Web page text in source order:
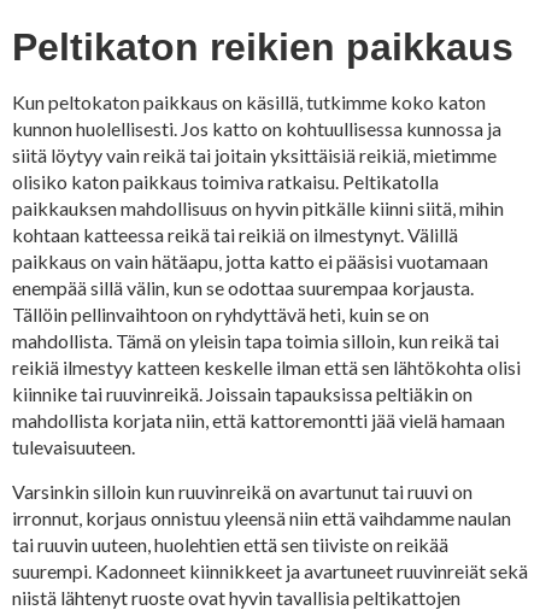
Peltikaton reikien paikkaus
Kun peltokaton paikkaus on käsillä, tutkimme koko katon
kunnon huolellisesti. Jos katto on kohtuullisessa kunnossa ja
siitä löytyy vain reikä tai joitain yksittäisiä reikiä, mietimme
olisiko katon paikkaus toimiva ratkaisu. Peltikatolla
paikkauksen mahdollisuus on hyvin pitkälle kiinni siitä, mihin
kohtaan katteessa reikä tai reikiä on ilmestynyt. Välillä
paikkaus on vain hätäapu, jotta katto ei pääsisi vuotamaan
enempää sillä välin, kun se odottaa suurempaa korjausta.
Tällöin pellinvaihtoon on ryhdyttävä heti, kuin se on
mahdollista. Tämä on yleisin tapa toimia silloin, kun reikä tai
reikiä ilmestyy katteen keskelle ilman että sen lähtökohta olisi
kiinnike tai ruuvinreikä. Joissain tapauksissa peltiäkin on
mahdollista korjata niin, että kattoremontti jää vielä hamaan
tulevaisuuteen.
Varsinkin silloin kun ruuvinreikä on avartunut tai ruuvi on
irronnut, korjaus onnistuu yleensä niin että vaihdamme naulan
tai ruuvin uuteen, huolehtien että sen tiiviste on reikää
suurempi. Kadonneet kiinnikkeet ja avartuneet ruuvinreiät sekä
niistä lähtenyt ruoste ovat hyvin tavallisia peltikattojen